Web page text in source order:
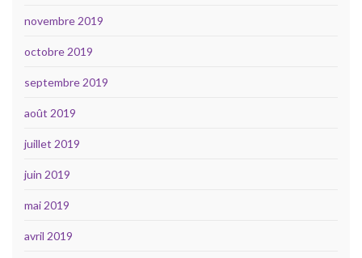
novembre 2019
octobre 2019
septembre 2019
août 2019
juillet 2019
juin 2019
mai 2019
avril 2019